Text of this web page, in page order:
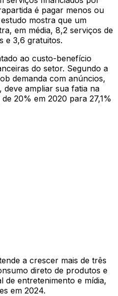
é pagar menos ou
mostra que um
em média, 8,2 serviços de
e 3,6 gratuitos.
ao custo-benefício
do setor. Segundo a
demanda com anúncios,
deve ampliar sua fatia na
20% em 2020 para 27,1%
a crescer mais de três
direto de produtos e
de entretenimento e mídia,
em 2024.